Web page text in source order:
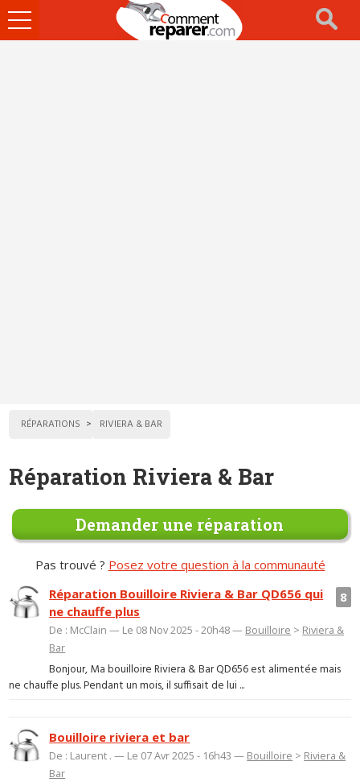
Ouvrir
le
RÉPARATIONS RIVIERA & BAR
Réparation Riviera & Bar
Demander une réparation
Pas trouvé ? Posez votre question à la communauté
8
Réparation Bouilloire Riviera & Bar QD656 qui
ne chauffe plus
De : McClain — Le 08 Nov 2025 - 20h48 — Bouilloire > Riviera &
Bar
Bonjour, Ma bouilloire Riviera & Bar QD656 est alimentée mais
ne chauffe plus. Pendant un mois, il suffisait de lui ...
Bouilloire riviera et bar
De : Laurent . — Le 07 Avr 2025 - 16h43 — Bouilloire > Riviera &
Bar